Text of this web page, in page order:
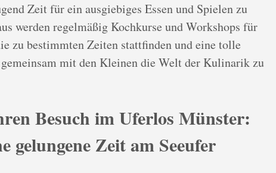
Zeit für ein ausgiebiges Essen und Spielen zu
werden regelmäßig Kochkurse und Workshops für
zu bestimmten Zeiten stattfinden und eine tolle
mit den Kleinen die Welt der Kulinarik zu
Besuch im Uferlos Münster:
gelungene Zeit am Seeufer